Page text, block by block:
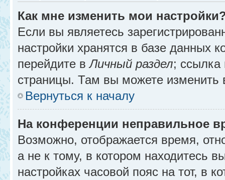
Как мне изменить мои
Если вы являетесь
настройки хранятся в базе данных
перейдите вЛичный раздел; ссылка
страницы. Там вы можете изменить
Вернуться к началу
На конференции неправильное
Возможно, отображается время,
а не к тому, в котором находитесь
настройках часовой пояс на тот, в